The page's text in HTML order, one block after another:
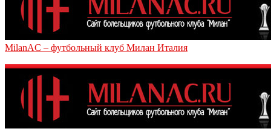
MilanAC – футбольный клуб Милан Италия